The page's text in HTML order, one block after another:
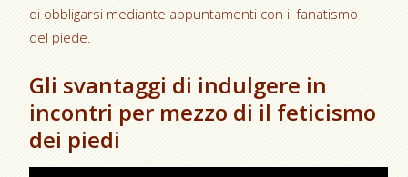
di obbligarsi mediante appuntamenti con il fanatismo
del piede.
Gli svantaggi di indulgere in
incontri per mezzo di il feticismo
dei piedi